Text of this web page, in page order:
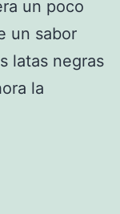
un poco
un sabor
latas negras
la